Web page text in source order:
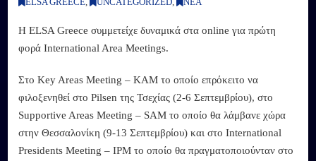
Η ELSA Greece συμμετείχε δυναμικά στα online για πρώτη
φορά International Area Meetings.
Στο Key Areas Meeting – KAM το οποίο επρόκειτο να
φιλοξενηθεί στο Pilsen της Τσεχίας (2-6 Σεπτεμβρίου), στο
Supportive Areas Meeting – SAM το οποίο θα λάμβανε χώρα
στην Θεσσαλονίκη (9-13 Σεπτεμβρίου) και στο International
Presidents Meeting – IPM το οποίο θα πραγματοποιούνταν στο